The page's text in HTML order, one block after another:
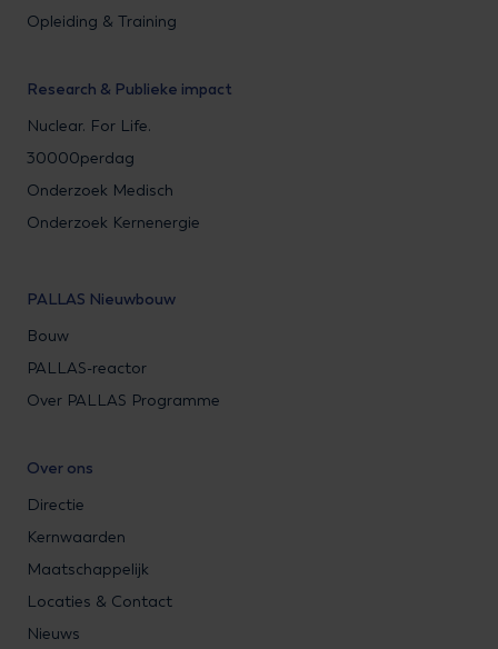
Opleiding & Training
Research & Publieke impact
Nuclear. For Life.
30000perdag
Onderzoek Medisch
Onderzoek Kernenergie
PALLAS Nieuwbouw
Bouw
PALLAS-reactor
Over PALLAS Programme
Over ons
Directie
Kernwaarden
Maatschappelijk
Locaties & Contact
Nieuws